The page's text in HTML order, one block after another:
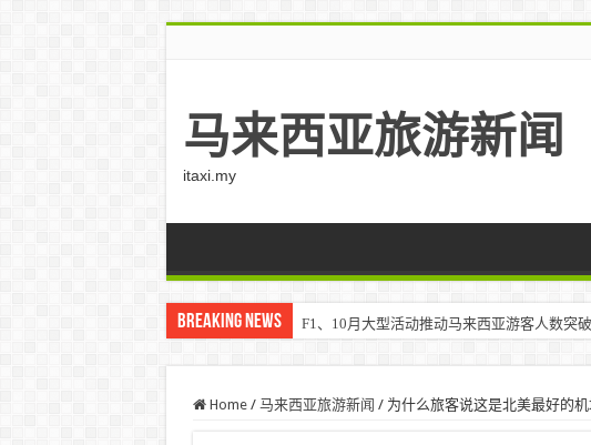
马来西亚旅游新闻
itaxi.my
Breaking News F1、10月大型活动推动马来西亚游客人数突
Home / 马来西亚旅游新闻 / 为什么旅客说这是北美最好的